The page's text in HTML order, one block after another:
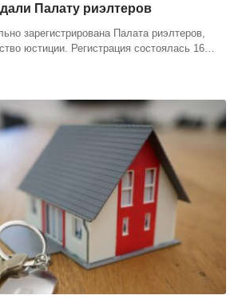
Палату риэлтеров
зарегистрирована Палата риэлтеров,
юстиции. Регистрация состоялась 16